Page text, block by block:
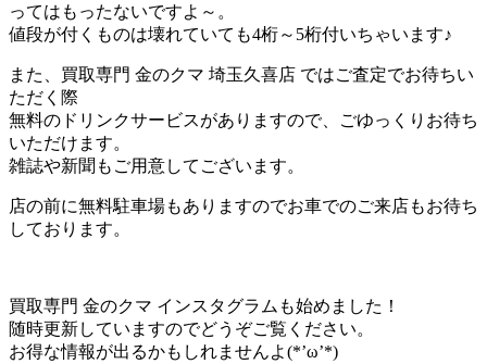
ってはもったないですよ～。
値段が付くものは壊れていても4桁～5桁付いちゃいます♪
また、買取専門 金のクマ 埼玉久喜店 ではご査定でお待ちい
ただく際
無料のドリンクサービスがありますので、ごゆっくりお待ち
いただけます。
雑誌や新聞もご用意してございます。
店の前に無料駐車場もありますのでお車でのご来店もお待ち
しております。
買取専門 金のクマ インスタグラムも始めました！
随時更新していますのでどうぞご覧ください。
お得な情報が出るかもしれませんよ(*’ω’*)